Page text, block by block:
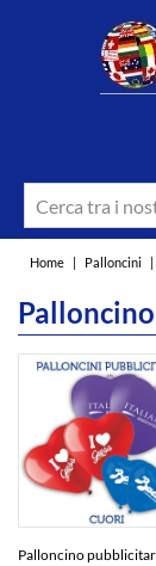
Home | Palloncini |
Palloncino